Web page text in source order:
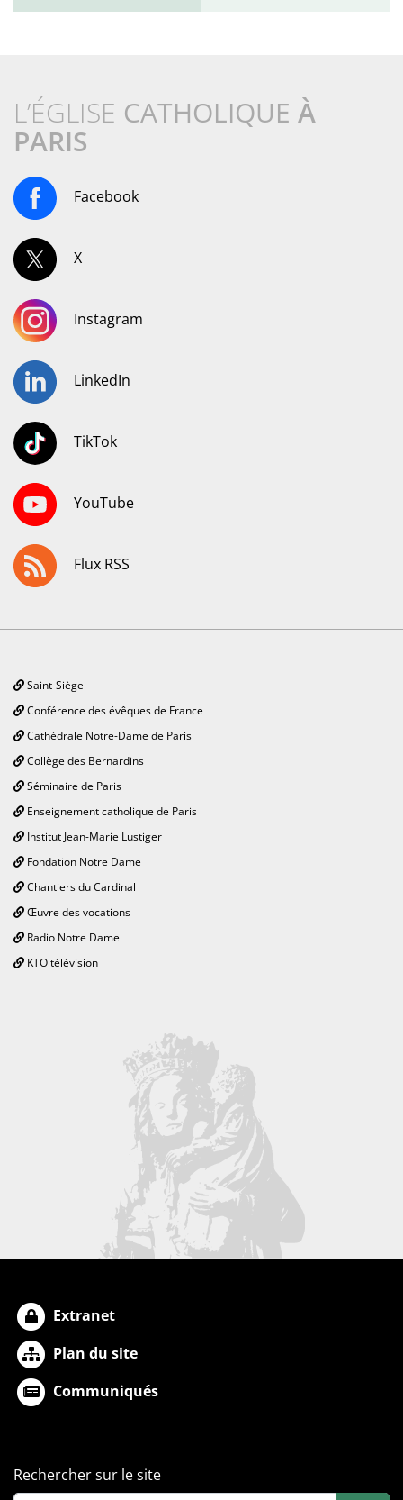
L’ÉGLISE CATHOLIQUE À
PARIS
Facebook
X
Instagram
LinkedIn
TikTok
YouTube
Flux RSS
Saint-Siège
Conférence des évêques de France
Cathédrale Notre-Dame de Paris
Collège des Bernardins
Séminaire de Paris
Enseignement catholique de Paris
Institut Jean-Marie Lustiger
Fondation Notre Dame
Chantiers du Cardinal
Œuvre des vocations
Radio Notre Dame
KTO télévision
Extranet
Plan du site
Communiqués
Rechercher sur le site